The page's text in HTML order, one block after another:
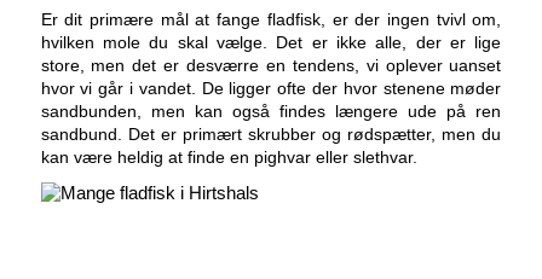
Er dit primære mål at fange fladfisk, er der ingen tvivl om,
hvilken mole du skal vælge. Det er ikke alle, der er lige
store, men det er desværre en tendens, vi oplever uanset
hvor vi går i vandet. De ligger ofte der hvor stenene møder
sandbunden, men kan også findes længere ude på ren
sandbund. Det er primært skrubber og rødspætter, men du
kan være heldig at finde en pighvar eller slethvar.